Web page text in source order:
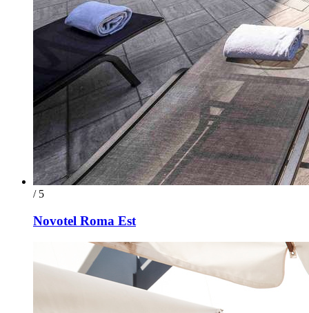
/ 5
Novotel Roma Est